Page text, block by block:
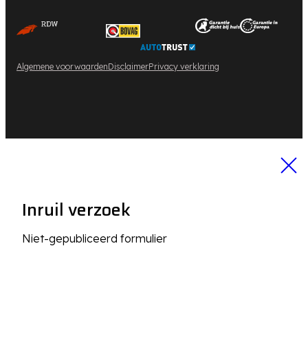
Algemene voorwaardenDisclaimerPrivacy verklaring
Inruil verzoek
Niet-gepubliceerd formulier